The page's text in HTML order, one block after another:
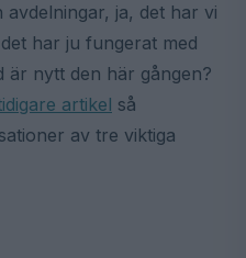
ja, det har vi
har ju fungerat med
är nytt den här gången?
artikel så
av tre viktiga